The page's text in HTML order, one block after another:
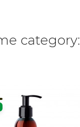
category: